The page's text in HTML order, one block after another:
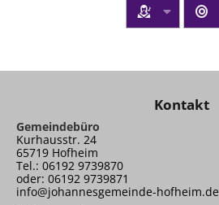
Kontakt
Gemeindebüro
Kurhausstr. 24
65719 Hofheim
Tel.: 06192 9739870
oder: 06192 9739871
info@johannesgemeinde-hofheim.de